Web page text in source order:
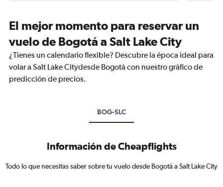
El mejor momento para reservar un
vuelo de Bogotá a Salt Lake City
¿Tienes un calendario flexible? Descubre la época ideal para
volar a Salt Lake Citydesde Bogotá con nuestro gráfico de
predicción de precios.
BOG-SLC
Información de Cheapflights
Todo lo que necesitas saber sobre tu vuelo desde Bogotá a Salt Lake City